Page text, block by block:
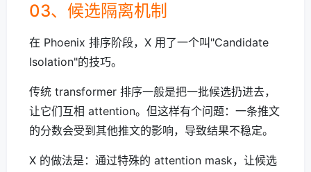
03、候选隔离机制
在 Phoenix 排序阶段，X 用了一个叫"Candidate
Isolation"的技巧。
传统 transformer 排序一般是把一批候选扔进去，
让它们互相 attention。但这样有个问题：一条推文
的分数会受到其他推文的影响，导致结果不稳定。
X 的做法是：通过特殊的 attention mask，让候选